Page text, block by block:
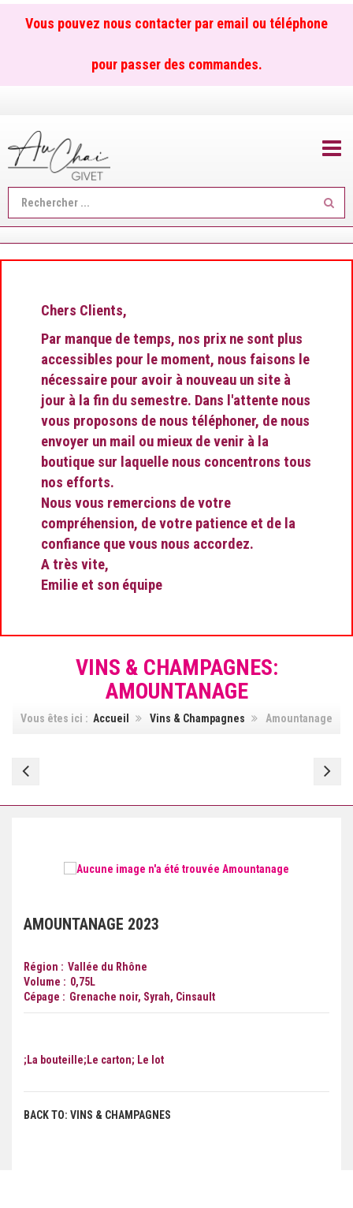
Vous pouvez nous contacter par email ou téléphone
pour passer des commandes.
Chers Clients,
Par manque de temps, nos prix ne sont plus
accessibles pour le moment, nous faisons le
nécessaire pour avoir à nouveau un site à
jour à la fin du semestre. Dans l'attente nous
vous proposons de nous téléphoner, de nous
envoyer un mail ou mieux de venir à la
boutique sur laquelle nous concentrons tous
nos efforts.
Nous vous remercions de votre
compréhension, de votre patience et de la
confiance que vous nous accordez.
A très vite,
Emilie et son équipe
VINS & CHAMPAGNES:
AMOUNTANAGE
Vous êtes ici : Accueil Vins & Champagnes Amountanage
Envie
AMOUNTANAGE 2023
Région
Vallée du Rhône
Volume
0,75L
Cépage
Grenache noir, Syrah, Cinsault
;La bouteille;Le carton; Le lot
BACK TO: VINS & CHAMPAGNES